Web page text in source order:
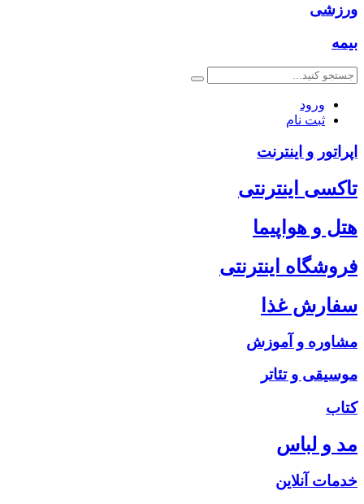
ورزشی
بیمه
ورود
ثبت نام
اپراتور و اینترنت
تاکسی اینترنتی
هتل و هواپیما
فروشگاه اینترنتی
سفارش غذا
مشاوره و آموزش
موسیقی و تئاتر
کتاب
مد و لباس
خدمات آنلاین